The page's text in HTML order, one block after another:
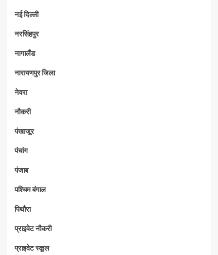
नई दिल्ली
नरसिंहपुर
नागालैंड
नारायणपुर जिला
नेवरा
नौकरी
पंखाजूर
पंचांग
पंजाब
पश्चिम बंगाल
पिथौरा
प्राइवेट नौकरी
प्राइवेट स्कूल